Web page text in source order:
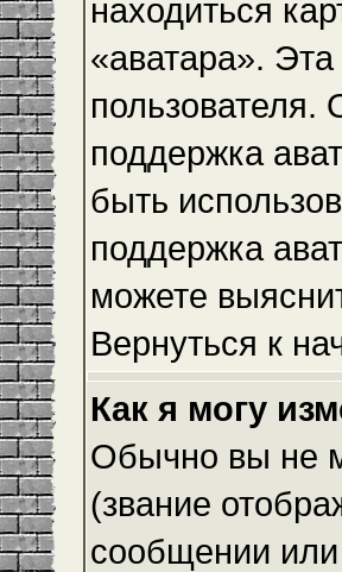
находиться
«аватара».
пользователя.
поддержка
быть
поддержка
можете
Вернуться к
Как я могу
Обычно вы не
(звание
сообщении